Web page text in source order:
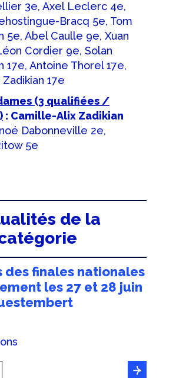
3e, Axel Leclerc 4e,
Bracq 5e, Tom
5e, Abel Caulle 9e, Xuan
Cordier 9e, Solan
17e, Antoine Thorel 17e,
17e
(3 qualifiées /
: Camille-Alix Zadikian
Dabonneville 2e,
5e
de la
des finales nationales
les 27 et 28 juin